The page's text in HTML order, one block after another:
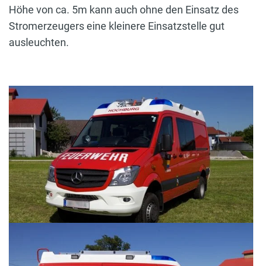
Höhe von ca. 5m kann auch ohne den Einsatz des
Stromerzeugers eine kleinere Einsatzstelle gut
ausleuchten.